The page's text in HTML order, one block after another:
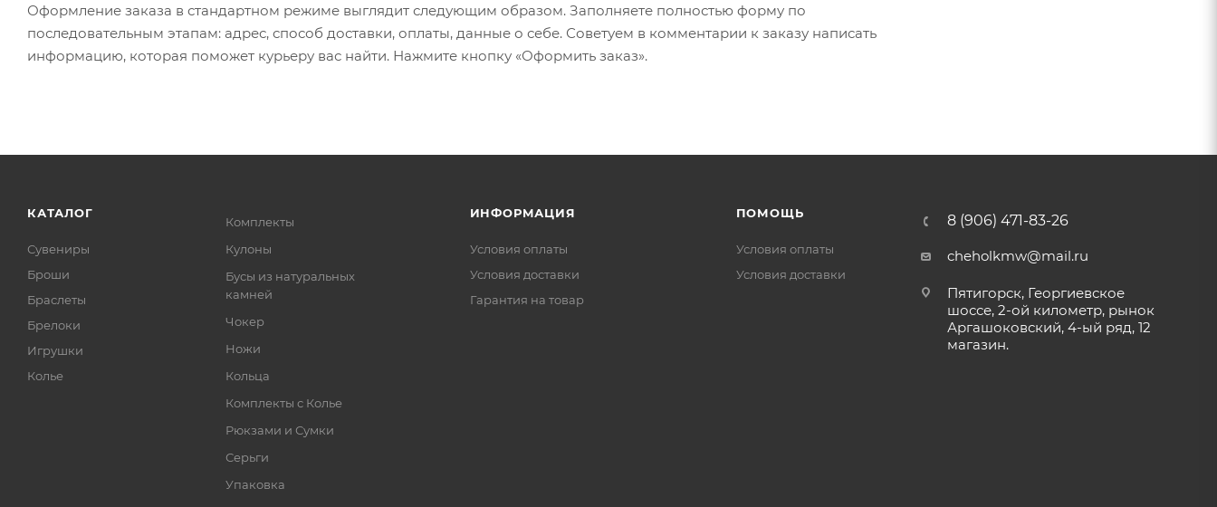
Оформление заказа в стандартном режиме выглядит следующим образом. Заполняете полностью форму по
последовательным этапам: адрес, способ доставки, оплаты, данные о себе. Советуем в комментарии к заказу написать
информацию, которая поможет курьеру вас найти. Нажмите кнопку «Оформить заказ».
КАТАЛОГ
Сувениры
Броши
Браслеты
Брелоки
Игрушки
Колье
Комплекты
Кулоны
Бусы из натуральных
камней
Чокер
Ножи
Кольца
Комплекты с Колье
Рюкзами и Сумки
Серьги
Упаковка
ИНФОРМАЦИЯ
Условия оплаты
Условия доставки
Гарантия на товар
ПОМОЩЬ
Условия оплаты
Условия доставки
8 (906) 471-83-26
cheholkmw@mail.ru
Пятигорск, Георгиевское
шоссе, 2-ой километр, рынок
Аргашоковский, 4-ый ряд, 12
магазин.